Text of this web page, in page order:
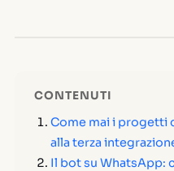
CONTENUTI
Come mai i progetti
alla terza
Il bot su WhatsApp: